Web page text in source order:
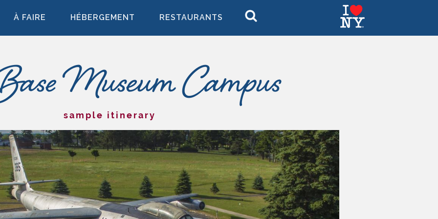
À FAIRE HÉBERGEMENT RESTAURANTS
Museum Campus
sample itinerary